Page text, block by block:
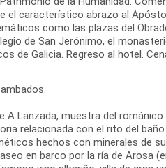
el característico abrazo al
como las plazas del
de San Jerónimo, el
de Galicia. Regreso al hotel.
A Lanzada, muestra del
relacionada con el rito del
hechos con minerales de
en barco por la ría de Arosa